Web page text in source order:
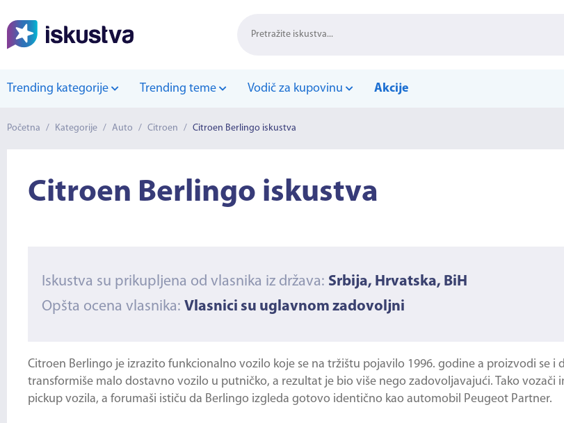
Trending kategorije Trending teme Vodič za kupovinu Akcije
Početna / Kategorije / Auto / Citroen / Citroen Berlingo iskustva
Citroen Berlingo iskustva
Iskustva su prikupljena od vlasnika iz država: Srbija, Hrvatska, BiH
Opšta ocena vlasnika: Vlasnici su uglavnom zadovoljni
Citroen Berlingo je izrazito funkcionalno vozilo koje se na tržištu pojavilo 1996. godine a proizvodi se i
transformiše malo dostavno vozilo u putničko, a rezultat je bio više nego zadovoljavajući. Tako vozači
pickup vozila, a forumaši ističu da Berlingo izgleda gotovo identično kao automobil Peugeot Partner.